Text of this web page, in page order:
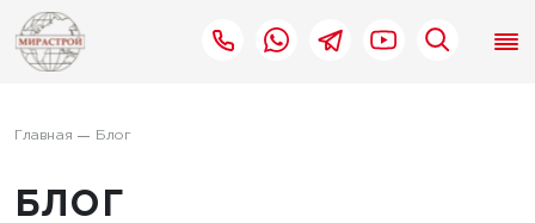
Главная Блог
БЛОГ